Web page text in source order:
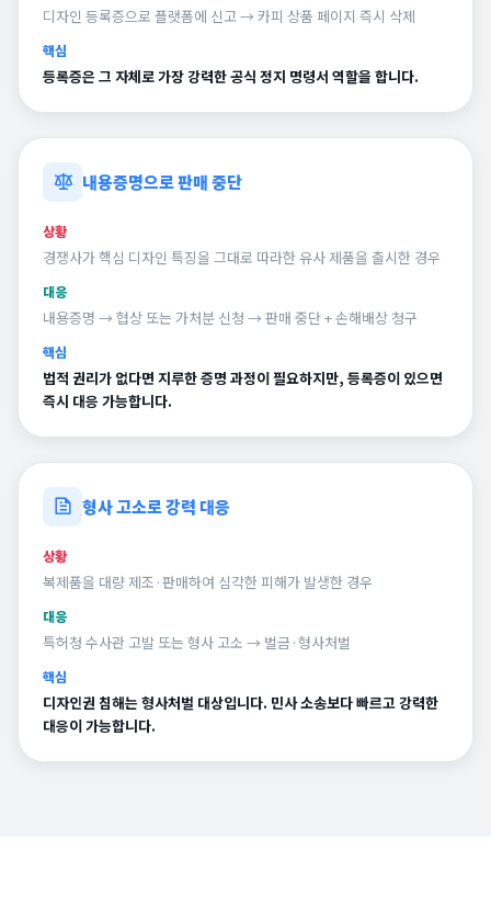
디자인 등록증으로 플랫폼에 신고 → 카피 상품 페이지 즉시 삭제
핵심
등록증은 그 자체로 가장 강력한 공식 정지 명령서 역할을 합니다.
내용증명으로 판매 중단
상황
경쟁사가 핵심 디자인 특징을 그대로 따라한 유사 제품을 출시한 경우
대응
내용증명 → 협상 또는 가처분 신청 → 판매 중단 + 손해배상 청구
핵심
법적 권리가 없다면 지루한 증명 과정이 필요하지만, 등록증이 있으면
즉시 대응 가능합니다.
형사 고소로 강력 대응
상황
복제품을 대량 제조·판매하여 심각한 피해가 발생한 경우
대응
특허청 수사관 고발 또는 형사 고소 → 벌금·형사처벌
핵심
디자인권 침해는 형사처벌 대상입니다. 민사 소송보다 빠르고 강력한
대응이 가능합니다.